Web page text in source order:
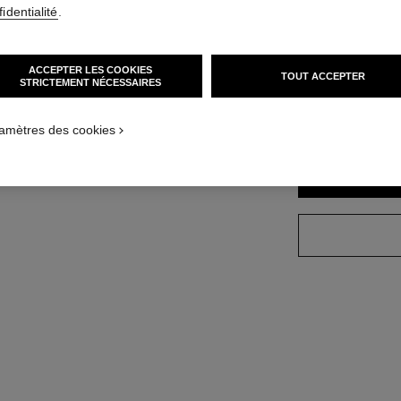
la version taille standard
variante (3)
ACCEPTER LES COOKIES
STRICTEMENT NÉCESSAIRES
TOUT ACCEPTER
des cookies